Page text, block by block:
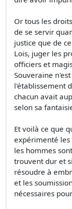
Or tous les
de se servir
justice que de
Lois, juger les
officiers et
Souveraine
l'établissement
chacun avait
selon sa
Et voilà ce que
expérimenté
les hommes
trouvent dur et
résoudre à
et les
nécessaires